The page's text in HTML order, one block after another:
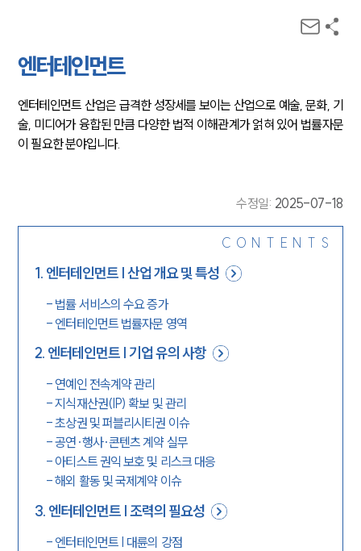
엔터테인먼트
엔터테인먼트 산업은 급격한 성장세를 보이는 산업으로 예술, 문화, 기
술, 미디어가 융합된 만큼 다양한 법적 이해관계가 얽혀 있어 법률자문
이 필요한 분야입니다.
수정일: 2025-07-18
CONTENTS
1. 엔터테인먼트 | 산업 개요 및 특성
- 법률 서비스의 수요 증가
- 엔터테인먼트 법률자문 영역
2. 엔터테인먼트 | 기업 유의 사항
-연예인 전속계약 관리
-지식재산권(IP) 확보 및 관리
-초상권 및 퍼블리시티권 이슈
-공연·행사·콘텐츠 계약 실무
- 아티스트 권익 보호 및 리스크 대응
-해외 활동 및 국제계약 이슈
3. 엔터테인먼트 | 조력의 필요성
- 엔터테인먼트 | 대륜의 강점